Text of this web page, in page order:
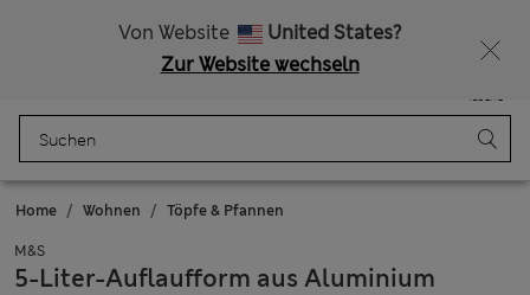
Von Website
United States?
Zur Website wechseln
Tasche
Home Wohnen Töpfe & Pfannen
M&S
5-Liter-Auflaufform aus Aluminium